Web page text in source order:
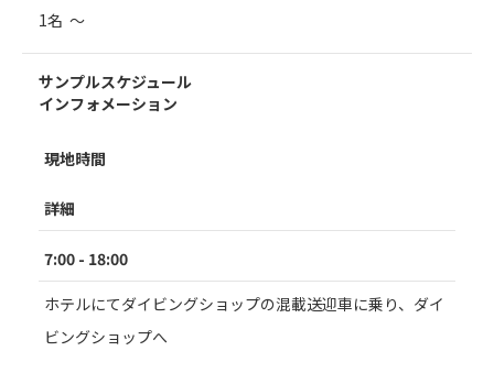
1名 ～
サンプルスケジュール
インフォメーション
現地時間
詳細
7:00 - 18:00
ホテルにてダイビングショップの混載送迎車に乗り、ダイ
ビングショップへ